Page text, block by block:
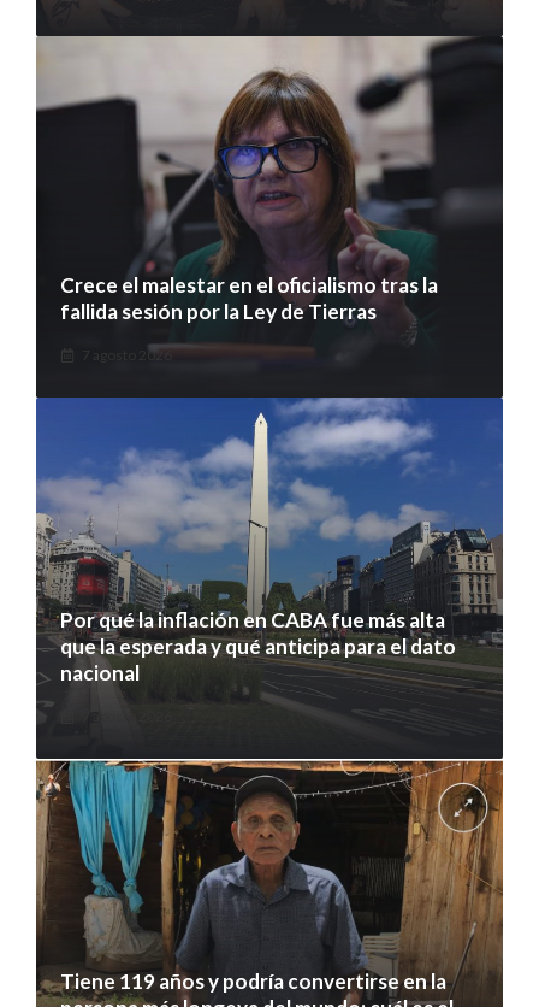
Crece el malestar en el oficialismo tras la
fallida sesión por la Ley de Tierras
7 agosto 2026
Por qué la inflación en CABA fue más alta
que la esperada y qué anticipa para el dato
nacional
Tiene 119 años y podría convertirse en la